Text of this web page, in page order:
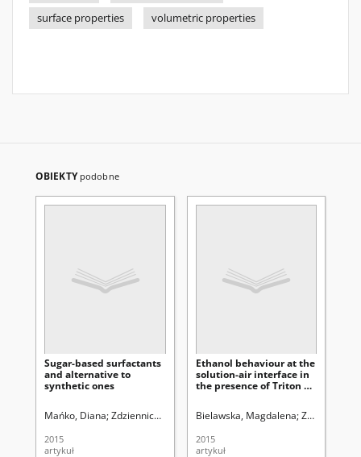
surface properties
volumetric properties
OBIEKTY podobne
Sugar-based surfactants
and alternative to
synthetic ones
Mańko, Diana Zdziennicka, Anna Goworek, Jacek (1949- ). Red.
2015
artykuł
Ethanol behaviour at the
solution-air interface in
the presence of Triton X-
bromide mixture
Bielawska, Magdalena Zdziennicka,
2015
artykuł